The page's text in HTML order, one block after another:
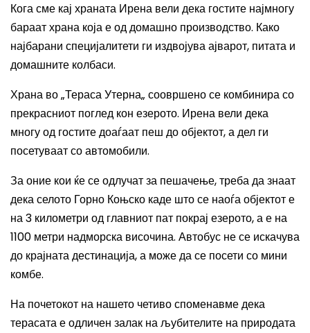
Кога сме кај храната Ирена вели дека гостите најмногу
бараат храна која е од домашно производство. Како
најбарани специјалитети ги издвојува ајварот, питата и
домашните колбаси.
Храна во „Тераса Утерна„ соовршено се комбинира со
прекрасниот поглед кон езерото. Ирена вели дека
многу од гостите доаѓаат пеш до објектот, а дел ги
посетуваат со автомобили.
За оние кои ќе се одлучат за пешачење, треба да знаат
дека селото Горно Коњско каде што се наоѓа објектот е
на 3 километри од главниот пат покрај езерото, а е на
1100 метри надморска височина. Автобус не се искачува
до крајната дестинација, а може да се посети со мини
комбе.
На почетокот на нашето четиво споменавме дека
терасата е одличен залак на љубителите на природата